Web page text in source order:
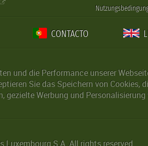
CONTACTO
und die Performance unserer
Sie das Speichern von
gezielte Werbung und
Luxembourg S.A. All rights reserved